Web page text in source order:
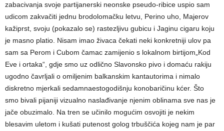
zabacivanja svoje partijanerski neonske pseudo-ribice uspio sam
udicom zakvačiti jednu brodolomačku letvu, Perino uho, Majerov
kažiprst, svoju (pokazalo se) rastezljivu gubicu i Jaginu cigaru koju
je masno platio. Nisam imao živaca čekati neki konkretniji ulov pa
sam sa Perom i Cubom čamac zamijenio s lokalnom birtijom„Kod
Eve i ortaka“, gdje smo uz odlično Slavonsko pivo i domaću rakiju
ugodno čavrljali o omiljenim balkanskim kantautorima i nimalo
diskretno mjerkali sedamnaestogodišnju konobaričinu kćer. Što
smo bivali pijaniji vizualno naslađivanje njenim oblinama sve nas je
jače obuzimalo. Na tren se učinilo mogućim osvojiti je nekim
blesavim uletom i kušati putenost golog trbuščića kojeg nam je par